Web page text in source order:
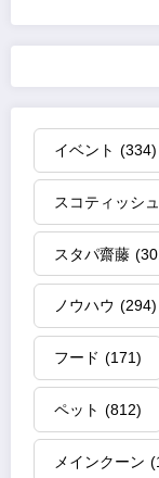
イベント (334)
スコティッシ
スタパ齋藤
ノウハウ (294)
フード (171)
ペット (812)
メインクーン